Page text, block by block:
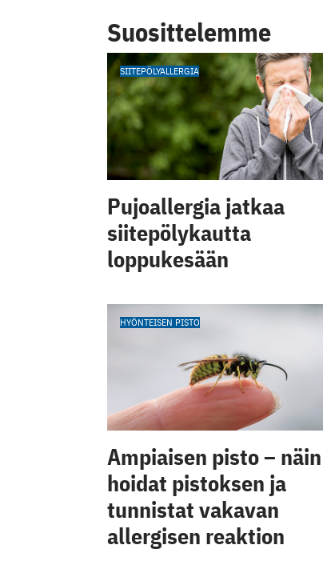
Suosittelemme
SIITEPÖLYALLERGIA
Pujoallergia jatkaa
siitepölykautta
loppukesään
HYÖNTEISEN PISTO
Ampiaisen pisto – näin
hoidat pistoksen ja
tunnistat vakavan
allergisen reaktion